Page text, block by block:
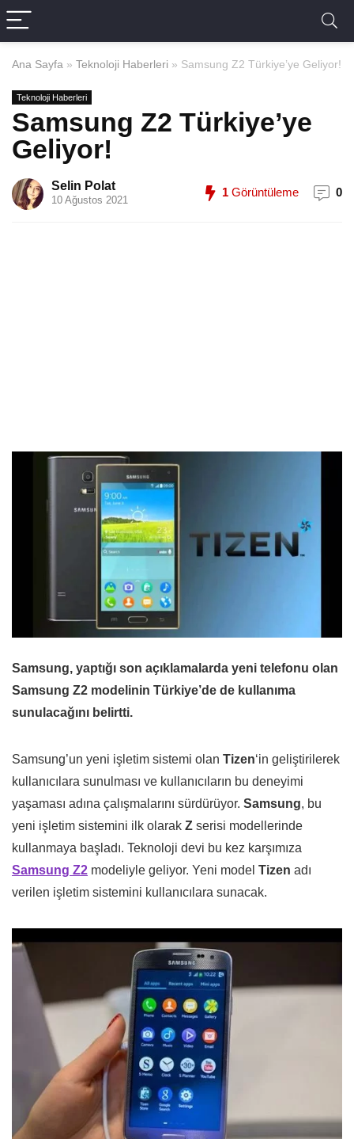
Ana Sayfa » Teknoloji Haberleri » Samsung Z2 Türkiye’ye Geliyor!
Teknoloji Haberleri
Samsung Z2 Türkiye’ye
Geliyor!
Selin Polat
10 Ağustos 2021
1 Görüntüleme 0
Samsung, yaptığı son açıklamalarda yeni telefonu olan
Samsung Z2 modelinin Türkiye’de de kullanıma
sunulacağını belirtti.
Samsung’un yeni işletim sistemi olan Tizen‘in geliştirilerek
kullanıcılara sunulması ve kullanıcıların bu deneyimi
yaşaması adına çalışmalarını sürdürüyor. Samsung, bu
yeni işletim sistemini ilk olarak Z serisi modellerinde
kullanmaya başladı. Teknoloji devi bu kez karşımıza
Samsung Z2 modeliyle geliyor. Yeni model Tizen adı
verilen işletim sistemini kullanıcılara sunacak.